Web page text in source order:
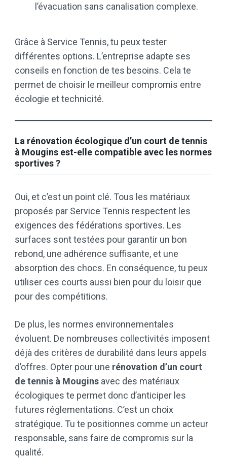
l’évacuation sans canalisation complexe.
Grâce à Service Tennis, tu peux tester
différentes options. L’entreprise adapte ses
conseils en fonction de tes besoins. Cela te
permet de choisir le meilleur compromis entre
écologie et technicité.
La rénovation écologique d’un court de tennis
à Mougins est-elle compatible avec les normes
sportives ?
Oui, et c’est un point clé. Tous les matériaux
proposés par Service Tennis respectent les
exigences des fédérations sportives. Les
surfaces sont testées pour garantir un bon
rebond, une adhérence suffisante, et une
absorption des chocs. En conséquence, tu peux
utiliser ces courts aussi bien pour du loisir que
pour des compétitions.
De plus, les normes environnementales
évoluent. De nombreuses collectivités imposent
déjà des critères de durabilité dans leurs appels
d’offres. Opter pour une rénovation d’un court
de tennis à Mougins avec des matériaux
écologiques te permet donc d’anticiper les
futures réglementations. C’est un choix
stratégique. Tu te positionnes comme un acteur
responsable, sans faire de compromis sur la
qualité.